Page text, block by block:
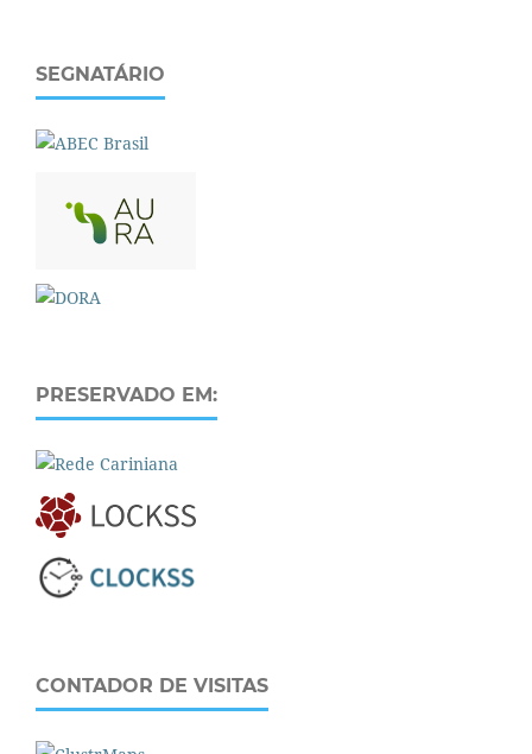
SEGNATÁRIO
PRESERVADO EM:
CONTADOR DE VISITAS